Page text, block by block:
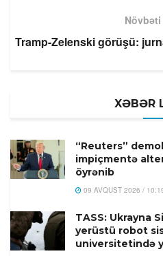
Növbəti
Tramp-Zelenski görüşü:
XƏBƏR
“Reuters”
impiçmentə
öyrənib
09 AVQUST 2026 /
TASS: Ukrayna
yerüstü robot
universitetində